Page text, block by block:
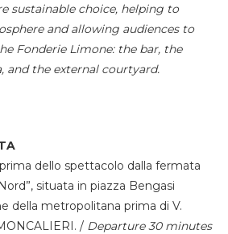
sustainable choice, helping to
and allowing audiences to
Fonderie Limone: the bar, the
and the external courtyard.
prima dello spettacolo dalla fermata
situata in piazza Bengasi
della metropolitana prima di V.
/ Departure 30 minutes